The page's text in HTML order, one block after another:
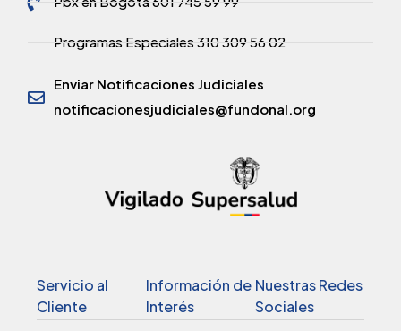
Programas Especiales 310 309 56 02
Enviar Notificaciones Judiciales
notificacionesjudiciales@fundonal.org
Servicio al
Cliente
Información de
Interés
Nuestras Redes
Sociales